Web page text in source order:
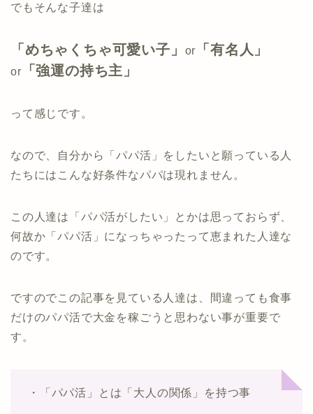
でもそんな子達は
「めちゃくちゃ可愛い子」 or 「有名人」
or 「強運の持ち主」
って感じです。
なので、自分から「パパ活」をしたいと願っている人
たちにはこんな好条件なパパは現れません。
この人達は「パパ活がしたい」とかは思っておらず、
何故か「パパ活」になっちゃったって恵まれた人達な
のです。
ですのでこの記事を見ている人達は、間違っても食事
だけのパパ活で大金を稼ごうと思わない事が重要で
す。
・「パパ活」とは「大人の関係」を持つ事